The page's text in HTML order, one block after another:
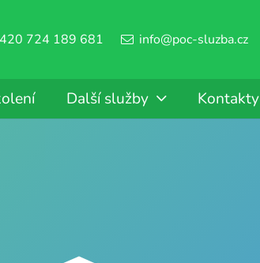
724 189 681 info@poc-sluzba.cz
Další služby Kontakty